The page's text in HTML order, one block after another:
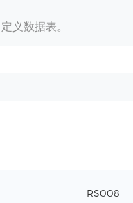
义数据表。
RS008